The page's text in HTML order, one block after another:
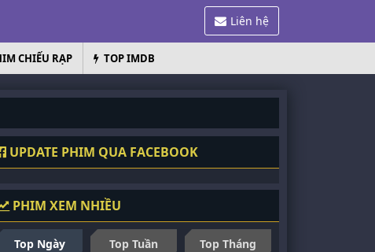
Liên hệ
CHIẾU RẠP TOP IMDB
UPDATE PHIM QUA FACEBOOK
PHIM XEM NHIỀU
Top Ngày Top Tuần
Top Tháng